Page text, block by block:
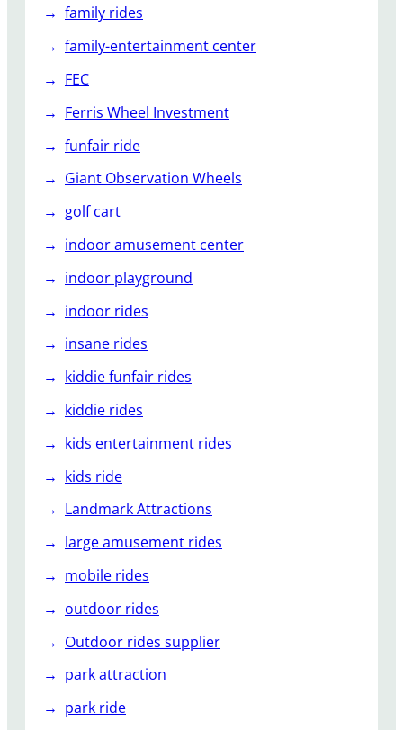
family rides
family-entertainment center
FEC
Ferris Wheel Investment
funfair ride
Giant Observation Wheels
golf cart
indoor amusement center
indoor playground
indoor rides
insane rides
kiddie funfair rides
kiddie rides
kids entertainment rides
kids ride
Landmark Attractions
large amusement rides
mobile rides
outdoor rides
Outdoor rides supplier
park attraction
park ride